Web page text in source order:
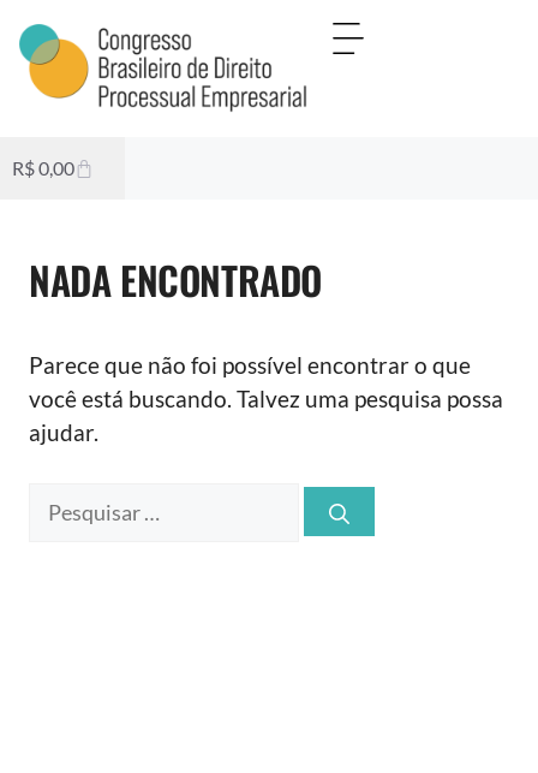
R$0,00
NADA ENCONTRADO
Parece que não foi possível encontrar o que
você está buscando. Talvez uma pesquisa possa
ajudar.